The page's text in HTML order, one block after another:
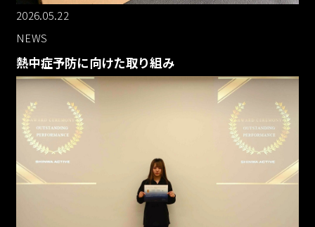
2026.05.22
NEWS
熱中症予防に向けた取り組み